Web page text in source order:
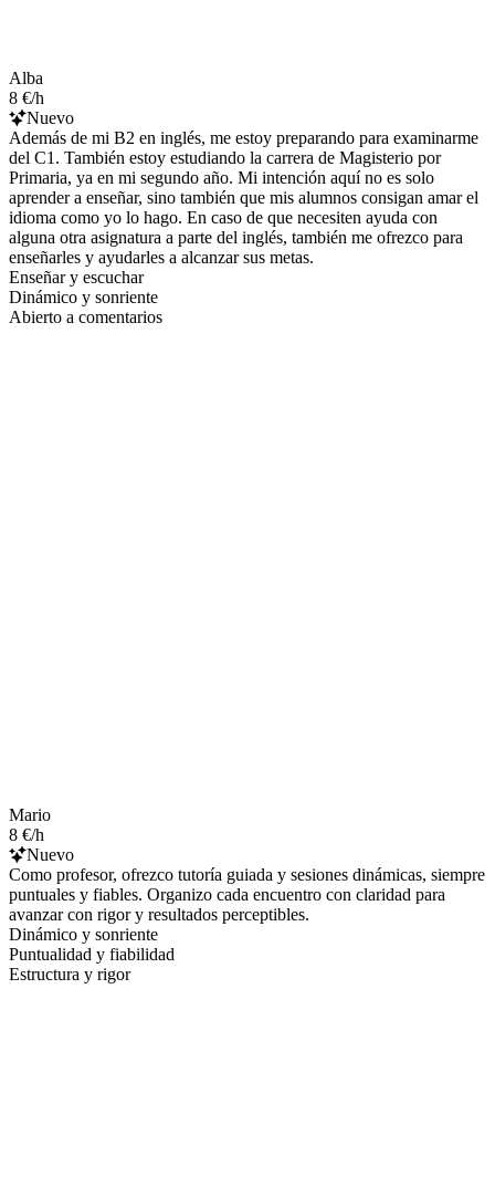
Alba
8 €/h
Nuevo
Además de mi B2 en inglés, me estoy preparando para examinarme
del C1. También estoy estudiando la carrera de Magisterio por
Primaria, ya en mi segundo año. Mi intención aquí no es solo
aprender a enseñar, sino también que mis alumnos consigan amar el
idioma como yo lo hago. En caso de que necesiten ayuda con
alguna otra asignatura a parte del inglés, también me ofrezco para
enseñarles y ayudarles a alcanzar sus metas.
Enseñar y escuchar
Dinámico y sonriente
Abierto a comentarios
Mario
8 €/h
Nuevo
Como profesor, ofrezco tutoría guiada y sesiones dinámicas, siempre
puntuales y fiables. Organizo cada encuentro con claridad para
avanzar con rigor y resultados perceptibles.
Dinámico y sonriente
Puntualidad y fiabilidad
Estructura y rigor